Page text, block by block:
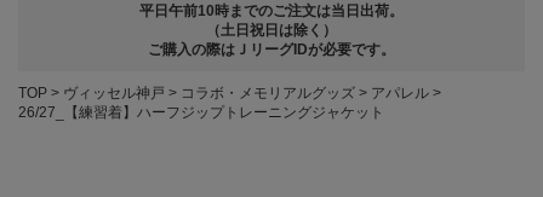
平日午前10時までのご注文は当日出荷。
（土日祝日は除く）
ご購入の際はＪリーグIDが必要です。
TOP ヴィッセル神戸 コラボ・メモリアルグッズ
アパレル
26/27_【練習着】ハーフジップトレーニングジャケット